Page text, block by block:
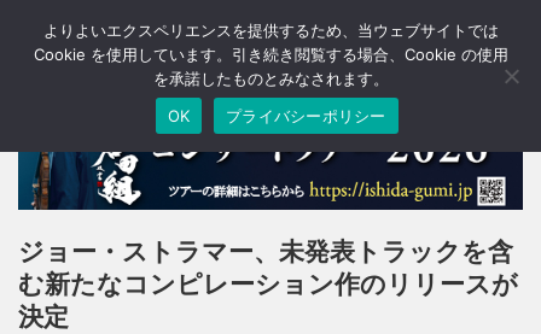
T
o
a
v
i
g
a
ジョー・ストラマー、未発表トラックを含
む新たなコンピレーション作のリリースが
決定
よりよいエクスペリエンスを提供するため、当ウェブサイトでは
Cookie を使用しています。引き続き閲覧する場合、Cookie の使用
を承諾したものとみなされます。
OK
プライバシーポリシー